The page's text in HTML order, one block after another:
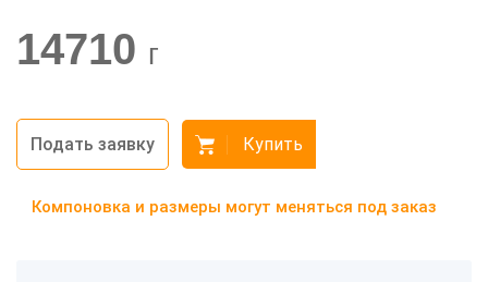
14710 г
Подать заявку Купить
Компоновка и размеры могут меняться под заказ